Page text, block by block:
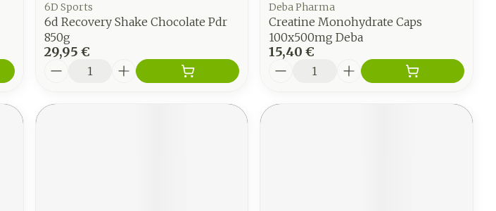
6D Sports
6d Recovery Shake Chocolate Pdr
850g
29,95 €
Quantité
Deba Pharma
Creatine Monohydrate Caps
100x500mg Deba
15,40 €
Quantité